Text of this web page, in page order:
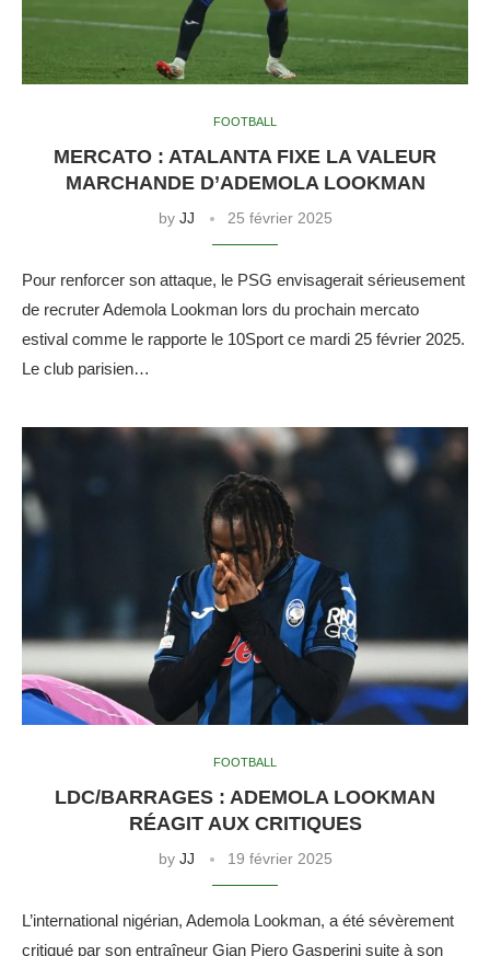
FOOTBALL
MERCATO : ATALANTA FIXE LA VALEUR
MARCHANDE D’ADEMOLA LOOKMAN
by JJ 25 février 2025
Pour renforcer son attaque, le PSG envisagerait sérieusement
de recruter Ademola Lookman lors du prochain mercato
estival comme le rapporte le 10Sport ce mardi 25 février 2025.
Le club parisien…
FOOTBALL
LDC/BARRAGES : ADEMOLA LOOKMAN
RÉAGIT AUX CRITIQUES
by JJ 19 février 2025
L’international nigérian, Ademola Lookman, a été sévèrement
critiqué par son entraîneur Gian Piero Gasperini suite à son